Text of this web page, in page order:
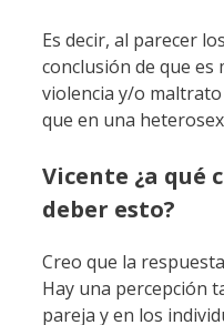
Es decir, al parecer
conclusión de que
violencia y/o
que en una
Vicente ¿a qué
deber esto?
Creo que la
Hay una percepción
pareja y en los